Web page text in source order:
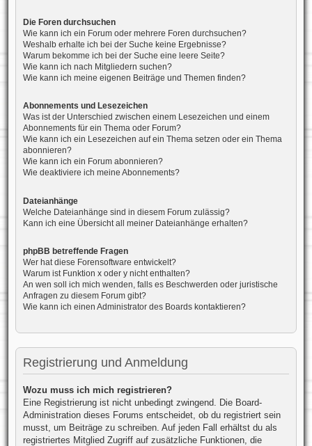
Die Foren durchsuchen
Wie kann ich ein Forum oder mehrere Foren durchsuchen?
Weshalb erhalte ich bei der Suche keine Ergebnisse?
Warum bekomme ich bei der Suche eine leere Seite?
Wie kann ich nach Mitgliedern suchen?
Wie kann ich meine eigenen Beiträge und Themen finden?
Abonnements und Lesezeichen
Was ist der Unterschied zwischen einem Lesezeichen und einem
Abonnements für ein Thema oder Forum?
Wie kann ich ein Lesezeichen auf ein Thema setzen oder ein Thema
abonnieren?
Wie kann ich ein Forum abonnieren?
Wie deaktiviere ich meine Abonnements?
Dateianhänge
Welche Dateianhänge sind in diesem Forum zulässig?
Kann ich eine Übersicht all meiner Dateianhänge erhalten?
phpBB betreffende Fragen
Wer hat diese Forensoftware entwickelt?
Warum ist Funktion x oder y nicht enthalten?
An wen soll ich mich wenden, falls es Beschwerden oder juristische
Anfragen zu diesem Forum gibt?
Wie kann ich einen Administrator des Boards kontaktieren?
Registrierung und Anmeldung
Wozu muss ich mich registrieren?
Eine Registrierung ist nicht unbedingt zwingend. Die Board-
Administration dieses Forums entscheidet, ob du registriert sein
musst, um Beiträge zu schreiben. Auf jeden Fall erhältst du als
registriertes Mitglied Zugriff auf zusätzliche Funktionen, die